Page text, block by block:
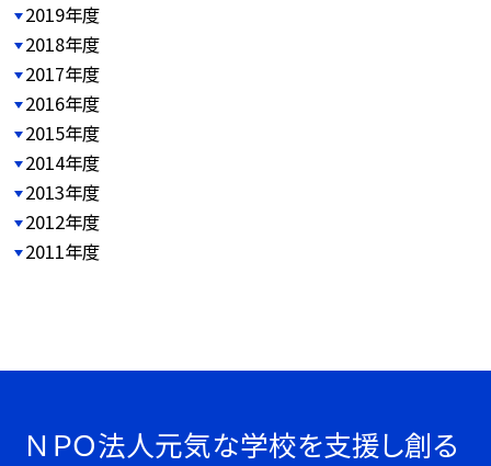
2019年度
2018年度
2017年度
2016年度
2015年度
2014年度
2013年度
2012年度
2011年度
ＮＰＯ法人元気な学校を支援し創る